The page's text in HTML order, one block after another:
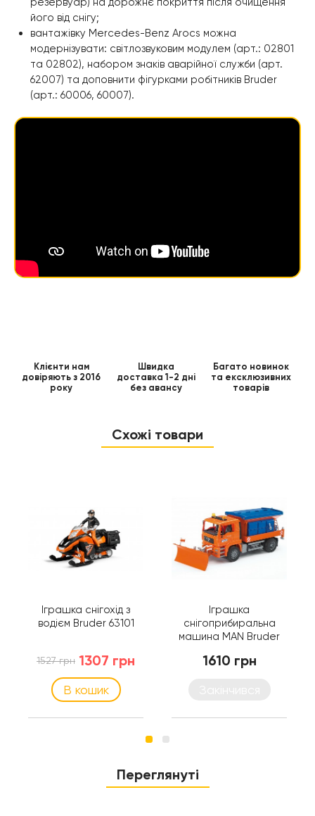
його від снігу;
вантажівку Mercedes-Benz Arocs можна
модернізувати: світлозвуковим модулем (арт.: 02801
та 02802), набором знаків аварійної служби (арт.
62007) та доповнити фігурками робітників Bruder
(арт.: 60006, 60007).
Клієнти нам
довіряють з 2016
року
Швидка
доставка 1-2 дні
без авансу
Багато новинок
та ексклюзивних
товарів
Схожі товари
Іграшка снігохід з
водієм Bruder 63101
1527 грн 1307 грн
В кошик
Іграшка
снігоприбиральна
машина MAN Bruder
1610 грн
Переглянуті